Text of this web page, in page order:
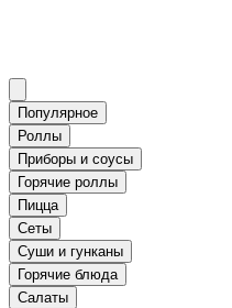
Популярное
Роллы
Приборы и соусы
Горячие роллы
Пицца
Сеты
Суши и гунканы
Горячие блюда
Салаты